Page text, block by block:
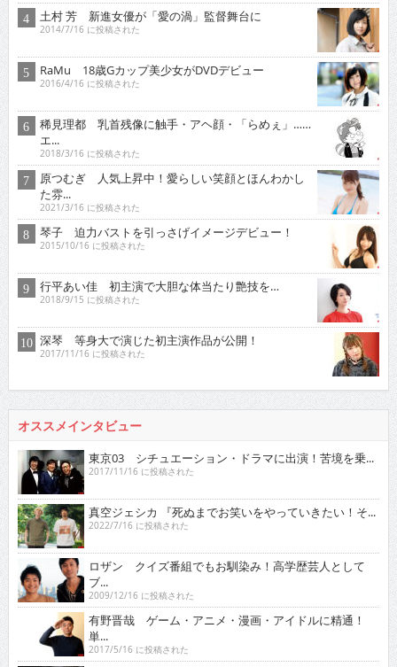
土村 芳 新進女優が「愛の渦」監督舞台に
2014/7/16 に投稿された
RaMu 18歳Gカップ美少女がDVDデビュー
2016/4/16 に投稿された
稀見理都 乳首残像に触手・アヘ顔・「らめぇ」……
エ...
2018/3/16 に投稿された
原つむぎ 人気上昇中！愛らしい笑顔とほんわかし
た雰...
2021/3/16 に投稿された
琴子 迫力バストを引っさげイメージデビュー！
2015/10/16 に投稿された
行平あい佳 初主演で大胆な体当たり艶技を…
2018/9/15 に投稿された
深琴 等身大で演じた初主演作品が公開！
2017/11/16 に投稿された
オススメインタビュー
東京03 シチュエーション・ドラマに出演！苦境を乗...
2017/11/16 に投稿された
真空ジェシカ 『死ぬまでお笑いをやっていきたい！そ...
2022/7/16 に投稿された
ロザン クイズ番組でもお馴染み！高学歴芸人として
ブ...
2009/12/16 に投稿された
有野晋哉 ゲーム・アニメ・漫画・アイドルに精通！
単...
2017/5/16 に投稿された